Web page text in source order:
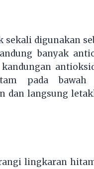
digunakan
banyak
pada bawah
dan langsung
lingkaran